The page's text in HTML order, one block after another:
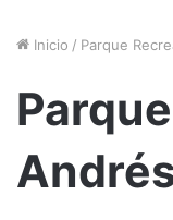
Inicio / Parque